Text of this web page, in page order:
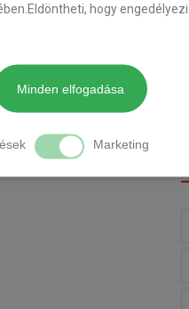
hogy
Minden elfogadása
Marketing